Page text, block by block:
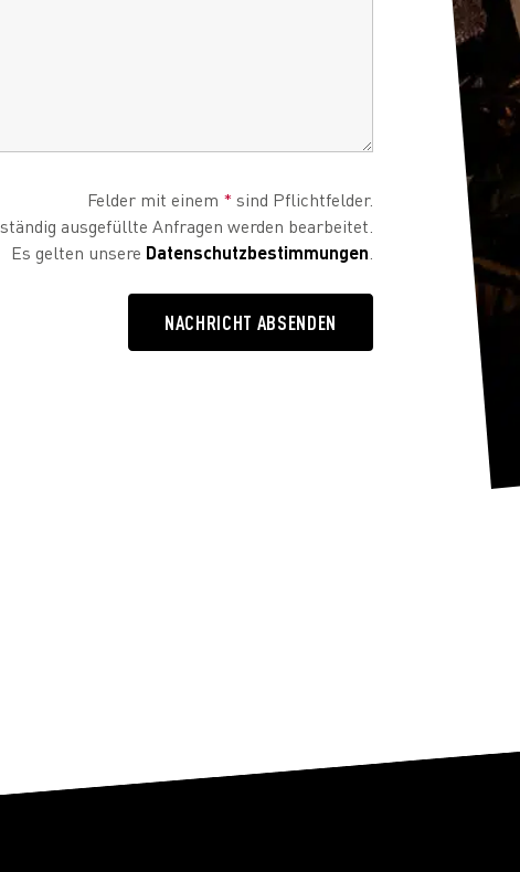
Felder mit einem * sind Pflichtfelder.
ausgefüllte Anfragen werden bearbeitet.
Es gelten unsere Datenschutzbestimmungen